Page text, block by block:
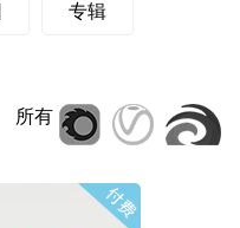
专辑
所有